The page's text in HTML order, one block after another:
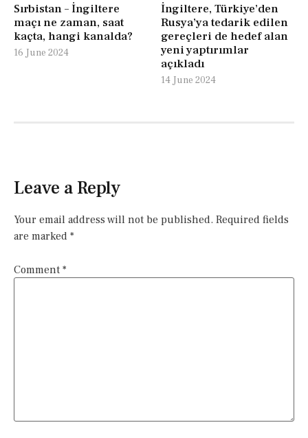
Sırbistan – İngiltere
maçı ne zaman, saat
kaçta, hangi kanalda?
16 June 2024
İngiltere, Türkiye’den
Rusya’ya tedarik edilen
gereçleri de hedef alan
yeni yaptırımlar
açıkladı
14 June 2024
Leave a Reply
Your email address will not be published. Required fields
are marked *
Comment *